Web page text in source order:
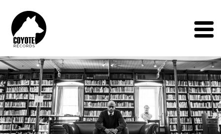
Records
Menu